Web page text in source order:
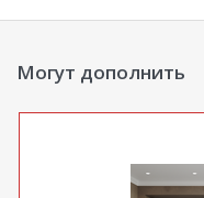
Могут дополнить